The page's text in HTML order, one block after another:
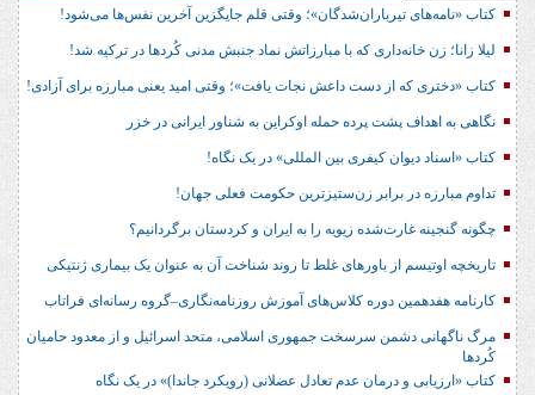
کتاب «نامه‌های تیرباران‌شدگان»؛ وقتی قلم جایگزین آخرین نفس‌ها می‌شود!
لیلا زانا؛ زن خانه‌داری که با مبارزاتش نماد جنبش مدنی کُردها در ترکیه شد!
کتاب «دختری که از دست داعش نجات یافت»؛ وقتی امید یعنی مبارزه برای آزادی!
نگاهی به اهداف پشت پرده حمله اوکراین به شناور ایرانی در خزر
کتاب «اسناد دیوان کیفری بین المللی» در یک نگاه!
تداوم مبارزه در برابر زن‌ستیزترین حکومت فعلی جهان!
چگونه گنجینه غارت‌شده زیویه را به ایران و کردستان برگردانیم؟
تاریخچه اوتیسم از باورهای غلط تا روند شناخت آن به عنوان یک بیماری ژنتیکی
کارنامه هفدهمین دوره کلاس‌های آموزش روزنامه‌نگاری–گروه رسانه‌ای فراتاب
مرگ ناگهانی دشمن سرسخت جمهوری اسلامی، متحد اسرائیل و از معدود حامیان
کُردها
کتاب «ارزیابی و درمان عدم تعادل عضلانی (رویکرد جاندا)» در یک نگاه